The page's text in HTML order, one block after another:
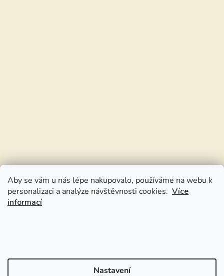
Aby se vám u nás lépe nakupovalo, používáme na webu k
personalizaci a analýze návštěvnosti cookies. Více
informací
Nastavení